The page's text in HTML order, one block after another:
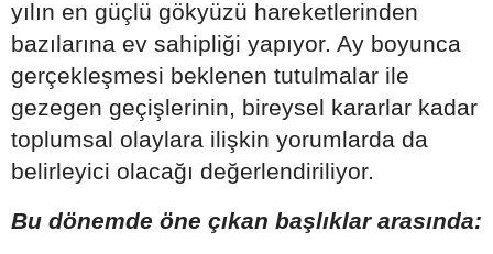
yılın en güçlü gökyüzü hareketlerinden
bazılarına ev sahipliği yapıyor. Ay boyunca
gerçekleşmesi beklenen tutulmalar ile
gezegen geçişlerinin, bireysel kararlar kadar
toplumsal olaylara ilişkin yorumlarda da
belirleyici olacağı değerlendiriliyor.
Bu dönemde öne çıkan başlıklar arasında: